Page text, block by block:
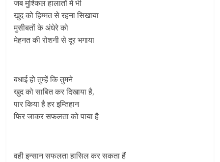
जब मुश्किल हालातों में भी
खुद को हिम्मत से रहना सिखाया
मुसीबतों के अंधेरे को
मेहनत की रोशनी से दूर भगाया
बधाई हो तुम्हें कि तुमने
खुद को साबित कर दिखाया है,
पार किया है हर इम्तिहान
फिर जाकर सफलता को पाया है
वही इन्सान सफलता हासिल कर सकता हैं